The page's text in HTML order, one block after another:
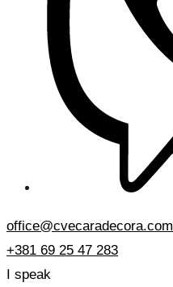
office@cvecaradecora.com
+381 69 25 47 283
I speak